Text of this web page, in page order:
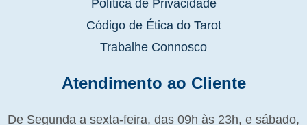
Política de Privacidade
Código de Ética do Tarot
Trabalhe Connosco
Atendimento ao Cliente
De Segunda a sexta-feira, das 09h às 23h, e sábado,